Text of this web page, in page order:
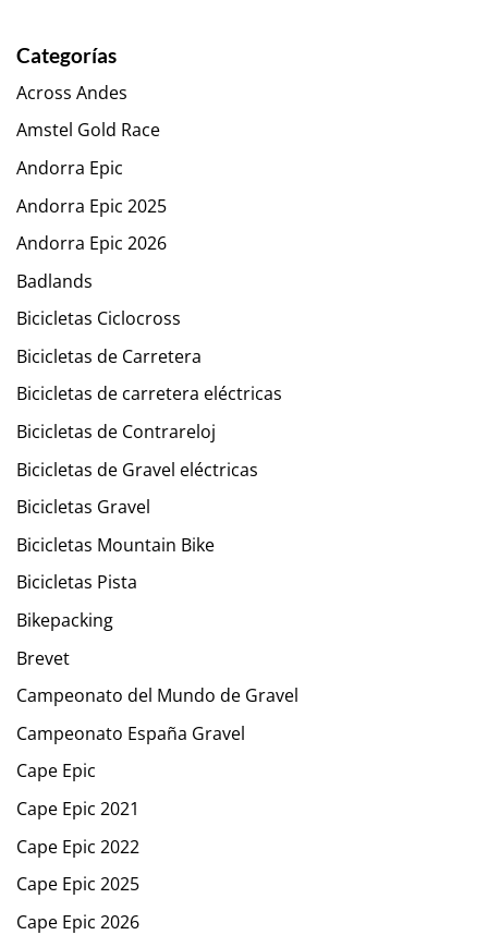
Categorías
Across Andes
Amstel Gold Race
Andorra Epic
Andorra Epic 2025
Andorra Epic 2026
Badlands
Bicicletas Ciclocross
Bicicletas de Carretera
Bicicletas de carretera eléctricas
Bicicletas de Contrareloj
Bicicletas de Gravel eléctricas
Bicicletas Gravel
Bicicletas Mountain Bike
Bicicletas Pista
Bikepacking
Brevet
Campeonato del Mundo de Gravel
Campeonato España Gravel
Cape Epic
Cape Epic 2021
Cape Epic 2022
Cape Epic 2025
Cape Epic 2026